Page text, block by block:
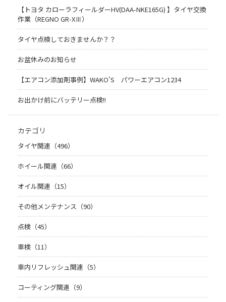
【トヨタ カローラフィールダーHV(DAA-NKE165G) 】タイヤ交換
作業（REGNO GR-XⅢ）
タイヤ点検しておきませんか？？
お盆休みのお知らせ
【エアコン添加剤事例】WAKO'S パワーエアコン1234
お出かけ前にバッテリー点検!!
カテゴリ
タイヤ関連（496）
ホイール関連（66）
オイル関連（15）
その他メンテナンス（90）
点検（45）
車検（11）
車内リフレッシュ関連（5）
コーティング関連（9）